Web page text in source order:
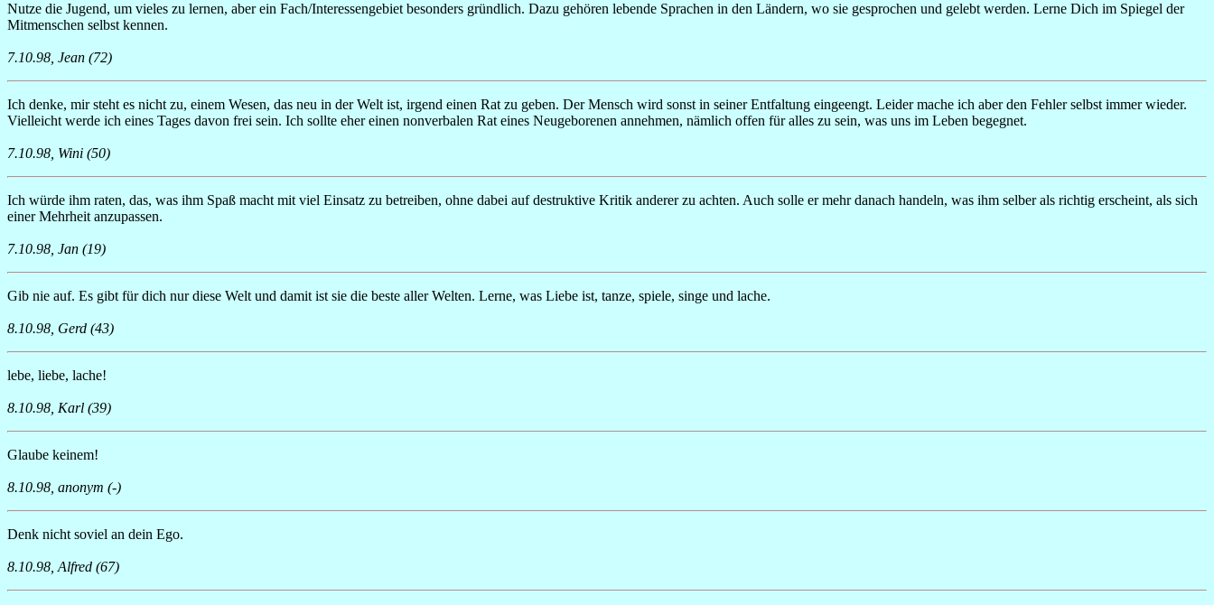
Nutze die Jugend, um vieles zu lernen, aber ein Fach/Interessengebiet besonders gründlich. Dazu gehören lebende Sprachen in den Ländern, wo sie gesprochen und gelebt werden. Lerne Dich im Spiegel der
Mitmenschen selbst kennen.
7.10.98, Jean (72)
Ich denke, mir steht es nicht zu, einem Wesen, das neu in der Welt ist, irgend einen Rat zu geben. Der Mensch wird sonst in seiner Entfaltung eingeengt. Leider mache ich aber den Fehler selbst immer wieder.
Vielleicht werde ich eines Tages davon frei sein. Ich sollte eher einen nonverbalen Rat eines Neugeborenen annehmen, nämlich offen für alles zu sein, was uns im Leben begegnet.
7.10.98, Wini (50)
Ich würde ihm raten, das, was ihm Spaß macht mit viel Einsatz zu betreiben, ohne dabei auf destruktive Kritik anderer zu achten. Auch solle er mehr danach handeln, was ihm selber als richtig erscheint, als sich
einer Mehrheit anzupassen.
7.10.98, Jan (19)
Gib nie auf. Es gibt für dich nur diese Welt und damit ist sie die beste aller Welten. Lerne, was Liebe ist, tanze, spiele, singe und lache.
8.10.98, Gerd (43)
lebe, liebe, lache!
8.10.98, Karl (39)
Glaube keinem!
8.10.98, anonym (-)
Denk nicht soviel an dein Ego.
8.10.98, Alfred (67)